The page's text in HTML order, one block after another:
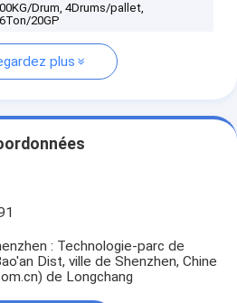
Drum, 4Drums/pallet,
20GP
plus
: Technologie-parc de
Dist, ville de Shenzhen, Chine
de Longchang